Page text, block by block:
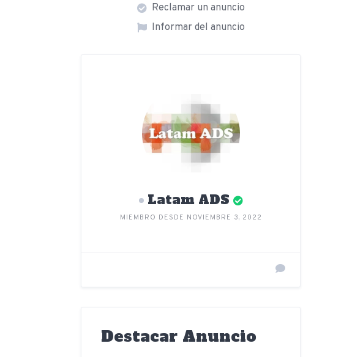
Reclamar un anuncio
Informar del anuncio
Latam ADS
MIEMBRO DESDE NOVIEMBRE 3, 2022
Destacar Anuncio